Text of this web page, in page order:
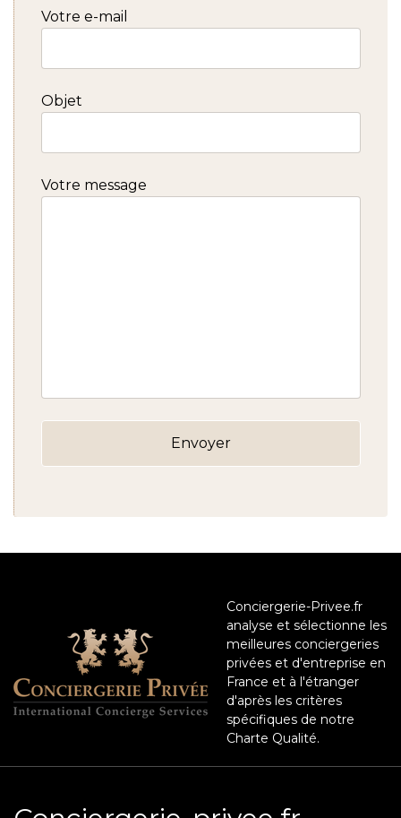
Votre e-mail
Objet
Votre message
Conciergerie-Privee.fr
analyse et sélectionne les
meilleures conciergeries
privées et d'entreprise en
France et à l'étranger
d'après les critères
spécifiques de notre
Charte Qualité.